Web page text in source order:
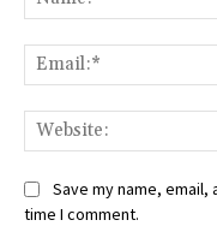
Save my name,
time I comment.